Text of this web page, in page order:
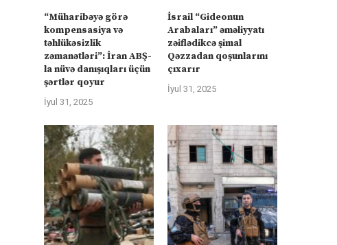
“Müharibəyə görə
kompensasiya və
təhlükəsizlik
zəmanətləri”: İran ABŞ-
la nüvə danışıqları üçün
şərtlər qoyur
İyul 31, 2025
İsrail “Gideonun
Arabaları” əməliyyatı
zəiflədikcə şimal
Qəzzadan qoşunlarını
çıxarır
İyul 31, 2025